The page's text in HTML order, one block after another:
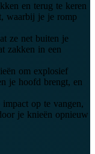
en terug te keren
waarbij je je romp
ze net buiten je
zakken in een
om explosief
je hoofd brengt, en
op te vangen,
je knieën opnieuw